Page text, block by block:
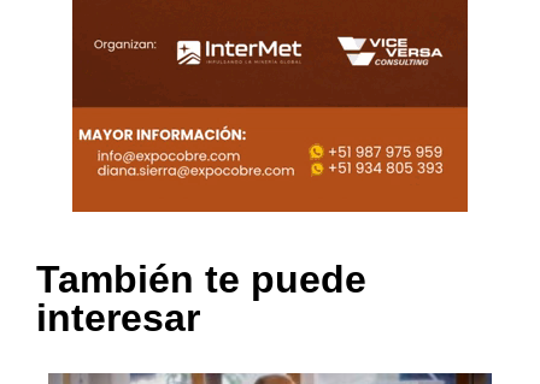
También te puede
interesar